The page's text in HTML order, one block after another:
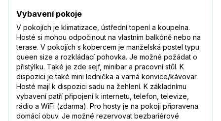
Vybavení pokoje
V pokojích je klimatizace, ústřední topení a koupelna.
Hosté si mohou odpočinout na vlastním balkóně nebo na
terase. V pokojích s kobercem je manželská postel typu
queen size a rozkládací pohovka. Je možné požádat o
přistýlku. Také je zde sejf, minibar a pracovní stůl. K
dispozici je také mini lednička a varná konvice/kávovar.
Hosté mají k dispozici sadu na žehlení. K základnímu
vybavení patří připojení k internetu, telefon, televize,
rádio a WiFi (zdarma). Pro hosty je na pokoji připravena
domácí obuv. Je možné rezervovat bezbariérové